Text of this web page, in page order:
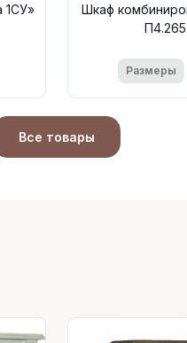
1СУ»
Шкаф
Размеры
Все товары